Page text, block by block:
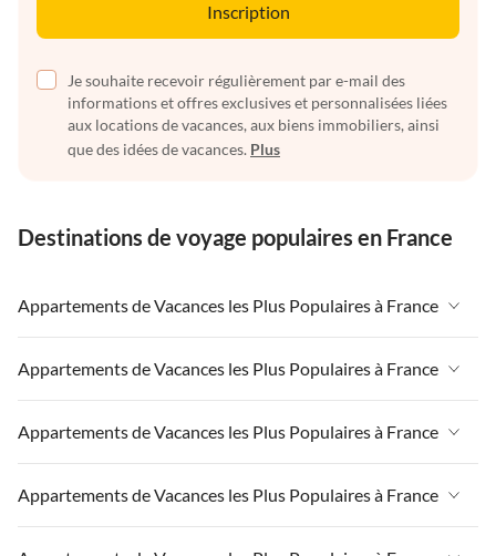
Inscription
Je souhaite recevoir régulièrement par e-mail des
informations et offres exclusives et personnalisées liées
aux locations de vacances, aux biens immobiliers, ainsi
que des idées de vacances. Plus
Destinations de voyage populaires en France
Appartements de Vacances les Plus Populaires à France
Appartements de Vacances à France
Appartements de Vacances à Paris-Ile de France
Appartements de Vacances à Paris
Appartements de Vacances à Côte atlantique
Appartements de Vacances les Plus Populaires à France
Appartements de Vacances à France
Appartements de Vacances à Paris-Ile de France
Appartements de Vacances à Paris
Appartements de Vacances les Plus Populaires à France
Appartements de Vacances à France
Appartements de Vacances à Paris-Ile de France
Appartements de Vacances les Plus Populaires à France